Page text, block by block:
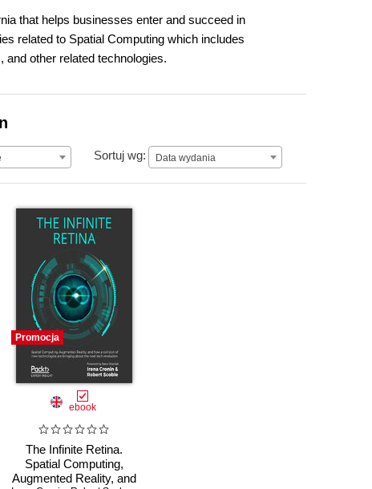
that helps businesses enter and succeed in
related to Spatial Computing which includes
other related technologies.
Sortuj wg: Data wydania
Data wydania
Promocja
ebook
The Infinite Retina.
Spatial Computing,
Augmented Reality, and